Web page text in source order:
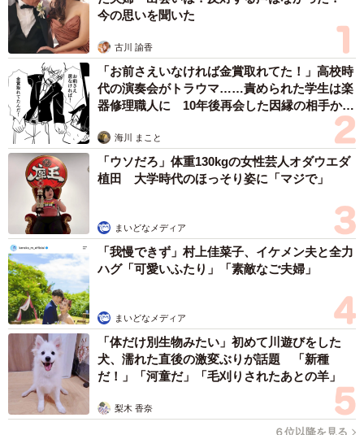
今の思いを聞いた
古川 諭香
「お前さえいなければ金賞取れてた！」高校時
代の演奏会がトラウマ……責められた学生は楽
器修理職人に 10年後再会した因縁の相手から
海川 まこと
「ウソだろ」体重130kgの女性芸人オダウエダ
植田 大学時代のほっそり姿に「マジで」
まいどなメディア
「我慢できず」村上佳菜子、イケメン夫と全力
ハグ「可愛いふたり」「素敵なご夫婦」
まいどなメディア
「体だけ別生物みたい」初めて川遊びをした
犬、濡れた直後の激変ぶりが話題 「新種
だ！」「河童だ」「毛刈りされたあとの羊」
梨木 香奈
６位以降を見る